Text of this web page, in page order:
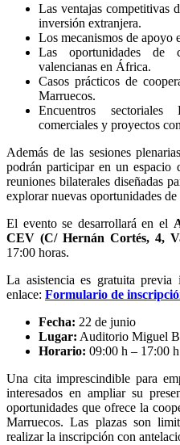
Las ventajas competitivas
inversión extranjera.
Los mecanismos de apoyo
Las oportunidades de
valencianas en África.
Casos prácticos de
Marruecos.
Encuentros
comerciales y proyectos
Además de las sesiones
podrán participar en un espacio
reuniones bilaterales diseñadas
explorar nuevas oportunidades
El evento se desarrollará en el
CEV (C/ Hernán Cortés, 4,
17:00 horas.
La asistencia es gratuita
enlace: Formulario de
Fecha: 22 de junio
Lugar: Auditorio Miguel
Horario: 09:00 h – 17:00 h
Una cita imprescindible para
interesados en ampliar su
oportunidades que ofrece la
Marruecos. Las plazas son
realizar la inscripción con